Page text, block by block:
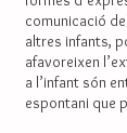
comunicació
altres infants,
afavoreixen
a l’infant són
espontani que